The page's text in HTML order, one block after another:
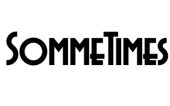
SommeTimes